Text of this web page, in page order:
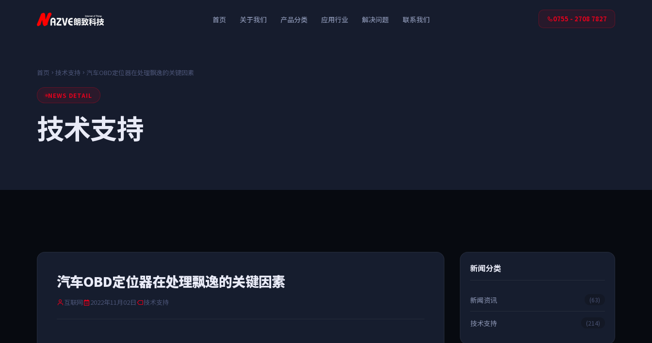
首页 关于我们 产品分类 应用行业 解决问题 联系我们 0755 - 2708 7827
首页 技术支持 汽车OBD定位器在处理飘逸的关键因素
NEWS DETAIL
技术支持
汽车OBD定位器在处理飘逸的关键因素
互联网 2022年11月02日 技术支持
新闻分类
新闻资讯 (63)
技术支持 (214)